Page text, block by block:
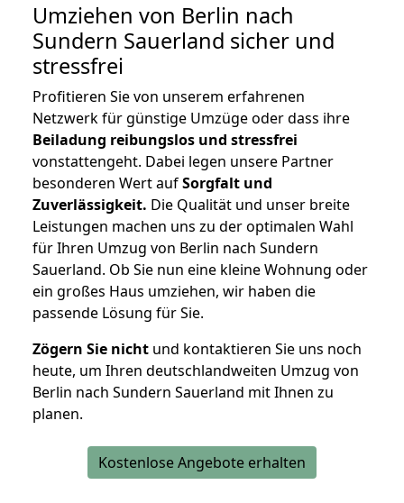
Umziehen von Berlin nach
Sundern Sauerland sicher und
stressfrei
Profitieren Sie von unserem erfahrenen
Netzwerk für günstige Umzüge oder dass ihre
Beiladung reibungslos und stressfrei
vonstattengeht. Dabei legen unsere Partner
besonderen Wert aufSorgfalt und
Zuverlässigkeit. Die Qualität und unser breite
Leistungen machen uns zu der optimalen Wahl
für Ihren Umzug von Berlin nach Sundern
Sauerland. Ob Sie nun eine kleine Wohnung oder
ein großes Haus umziehen, wir haben die
passende Lösung für Sie.
Zögern Sie nicht und kontaktieren Sie uns noch
heute, um Ihren deutschlandweiten Umzug von
Berlin nach Sundern Sauerland mit Ihnen zu
planen.
Kostenlose Angebote erhalten